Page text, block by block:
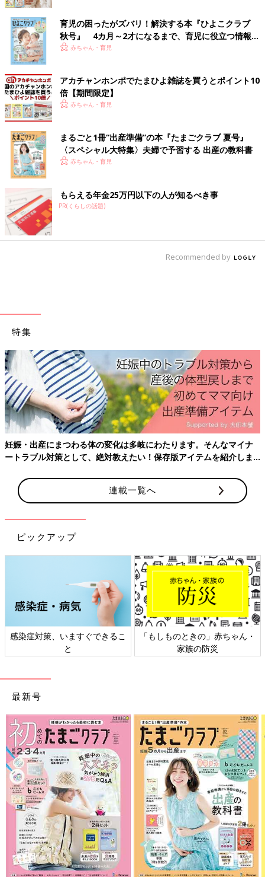
やる必要はありません。かかりつけ医の指導の元、できる範囲で
行ってください。
【図2】Crigler法のやり方
涙道の内容物を鼻へ押し込むマッサージです。
部を開ける方法です。基本的に体がしっかりしてくる生後6カ月
以降で行います。
酔で行います。針金ではなく、内視鏡を使って行う施設もありま
す。プロービングの合併症としてまれではありますが、感染症を
おこす報告があるので、風邪をひいて調子が悪そうなときは避け
て行うのが安心です。
子どもではかなりまれなことではありますが、経過観察中に涙道
の強い感染を合併すると顔が真っ赤にはれてしまう急性涙嚢炎
（るいのうえん）や蜂窩織炎（ほうかしきえん）を起こすことも
あります。この場合、抗生剤の点眼、軟膏、内服または点滴で治
過観察をし、生後６カ月ごろに今一度プロービングについて説明
をします。そして生後９カ月ごろまでに症状の改善がなければプ
「涙・目やに＝先天鼻涙管閉塞」とは限らない、必
ず眼科受診を！
赤ちゃんのころから涙が出る病気はほかにもあります。まつげが
目にべたーっとあたってしまう睫毛内反症や緑内障、角膜の病気
が挙げられます。睫毛内反症は数年かけて改善する場合も多く、
角膜の異常や視力に影響がなければ経過観察することが多いで
す。ただ、緑内障や角膜の疾患は将来の視力に大きな影響をあた
える可能性があるため、早いうちから治療が必要です。たかが涙
診察を受けるようにしましょう。
監修・文／古藪幸貴子先生 構成／たまひよONLINE編集部
視力がどんどん成長する乳幼児期。「ス
マホを見せるのは絶対にダメなの？」
「どうつき合うといいの？」目の専門家
に聞きました
デジタル機器の使用が低年齢化している昨今、
デジタル機器の長時間使用が原因と考えられる
目のトラブルも低年齢化しているといわれてい
ます。目の機能が著しく発達する幼児期は、デ
ジタル機器とどのようにつき合えばいいのでし
ょうか。デジタル機器が子どもの目の成長に与
える影響を研究している、国立成育医療研究セ
ンターの眼科医・吉田朋世先生に聞きました。
目がうるんでいたり、目やにが多かったりしたら、「先天鼻涙管
閉塞」を疑って、正しく様子を見るようにしましょう。
古藪幸貴子先生（こやぶさきこ）
PROFILE
育児の困ったがズバリ！解決する本『ひよこクラブ
秋号』 4カ月～2才になるまで、育児に役立つ情報が
いっぱい！
赤ちゃん・育児
アカチャンホンポでたまひよ雑誌を買うとポイント10
倍【期間限定】
赤ちゃん・育児
まるごと1冊“出産準備”の本『たまごクラブ 夏号』
〈スペシャル大特集〉夫婦で予習する 出産の教科書
赤ちゃん・育児
もらえる年金25万円以下の人が知るべき事
PR(くらしの話題)
Recommended by
特集
妊娠・出産にまつわる体の変化は多岐にわたります。そんなマイナ
ートラブル対策として、絶対教えたい！保存版アイテムを紹介しま
連載一覧へ
ピックアップ
感染症対策、いますぐできるこ
と
「もしものときの」赤ちゃん・
家族の防災
最新号